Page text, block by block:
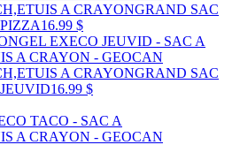
A CRAYONGRAND SAC
16.99 $
A CRAYONGRAND SAC
16.99 $